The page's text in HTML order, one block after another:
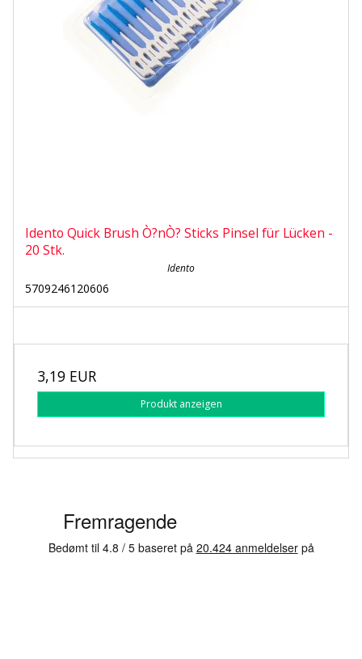
Idento Quick Brush Ò?nÒ? Sticks Pinsel für Lücken -
20 Stk.
Idento
5709246120606
3,19 EUR
Produkt anzeigen